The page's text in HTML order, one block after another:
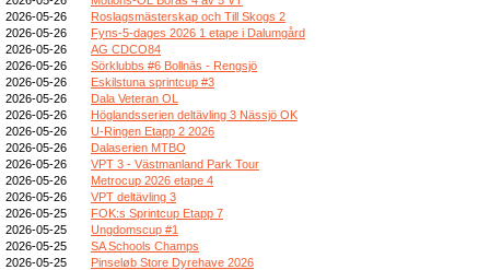
2026-05-26
Roslagsmästerskap och Till Skogs 2
2026-05-26
Fyns-5-dages 2026 1 etape i Dalumgård
2026-05-26
AG CDCO84
2026-05-26
Sörklubbs #6 Bollnäs - Rengsjö
2026-05-26
Eskilstuna sprintcup #3
2026-05-26
Dala Veteran OL
2026-05-26
Höglandsserien deltävling 3 Nässjö OK
2026-05-26
U-Ringen Etapp 2 2026
2026-05-26
Dalaserien MTBO
2026-05-26
VPT 3 - Västmanland Park Tour
2026-05-26
Metrocup 2026 etape 4
2026-05-26
VPT deltävling 3
2026-05-25
FOK:s Sprintcup Etapp 7
2026-05-25
Ungdomscup #1
2026-05-25
SA Schools Champs
2026-05-25
Pinseløb Store Dyrehave 2026